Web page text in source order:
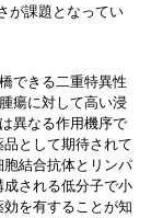
が課題となってい
できる二重特異性
瘍に対して高い浸
異なる作用機序で
として期待されて
結合抗体とリンパ
される低分子で小
を有することが知